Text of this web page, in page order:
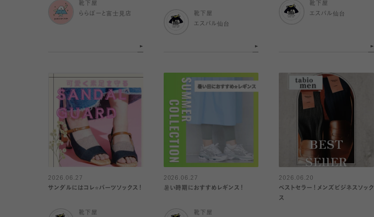
靴下屋
ららぽーと富士見店
靴下屋
エスパル仙台
靴下屋
エスパル仙台
2026.06.27
サンダルにはコレ⭐️パーツソックス！
靴下屋
2026.06.27
暑い時期におすすめレギンス！
靴下屋
2026.06.20
ベストセラー！メンズビジネスソック
ス